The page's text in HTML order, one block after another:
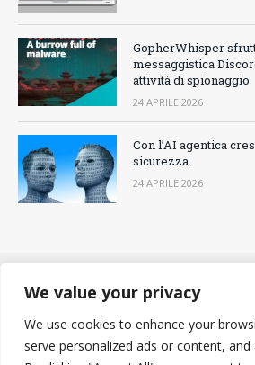
We value your privacy
We use cookies to enhance your
serve personalized ads or content,
GopherWhisper
messaggistica
attività di spionaggio
24 APRILE 2026
Con l’AI agentica
sicurezza
24 APRILE 2026
CONTATTACI COOKIES POLICY
REDAZIONE